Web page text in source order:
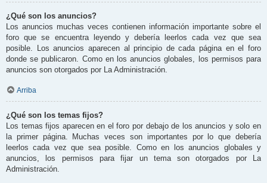
¿Qué son los anuncios?
Los anuncios muchas veces contienen información importante sobre el
foro que se encuentra leyendo y debería leerlos cada vez que sea
posible. Los anuncios aparecen al principio de cada página en el foro
donde se publicaron. Como en los anuncios globales, los permisos para
anuncios son otorgados por La Administración.
Arriba
¿Qué son los temas fijos?
Los temas fijos aparecen en el foro por debajo de los anuncios y solo en
la primer página. Muchas veces son importantes por lo que debería
leerlos cada vez que sea posible. Como en los anuncios globales y
anuncios, los permisos para fijar un tema son otorgados por La
Administración.